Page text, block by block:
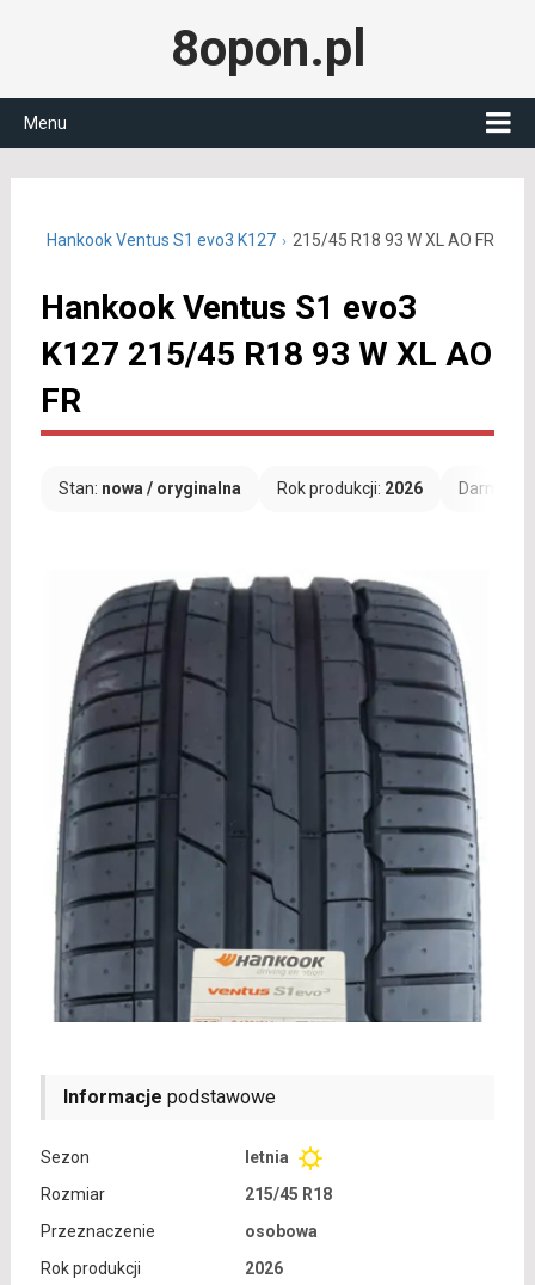
8opon.pl
Menu
Hankook Ventus S1 evo3 K127 215/45 R18 93 W XL AO FR
Hankook Ventus S1 evo3
K127 215/45 R18 93 W XL AO
FR
Stan: nowa / oryginalna Rok produkcji: 2026
Informacje podstawowe
Sezon
letnia
Rozmiar
215/45 R18
Przeznaczenie
osobowa
Rok produkcji
2026